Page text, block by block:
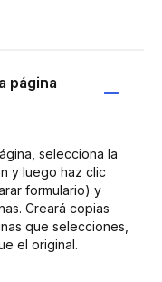
página
selecciona la
y luego haz clic
formulario) y
Creará copias
que selecciones,
el original.